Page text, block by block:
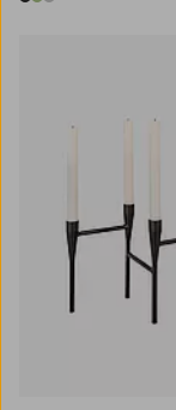
3 farver